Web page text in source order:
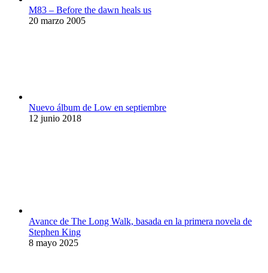
M83 – Before the dawn heals us
20 marzo 2005
Nuevo álbum de Low en septiembre
12 junio 2018
Avance de The Long Walk, basada en la primera novela de
Stephen King
8 mayo 2025